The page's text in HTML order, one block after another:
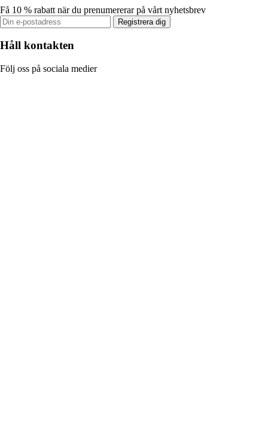
Få 10 % rabatt när du prenumererar på vårt nyhetsbrev
Registrera dig
Håll kontakten
Följ oss på sociala medier